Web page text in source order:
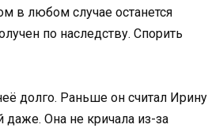
в любом случае останется
по наследству. Спорить
долго. Раньше он считал Ирину
даже. Она не кричала из-за